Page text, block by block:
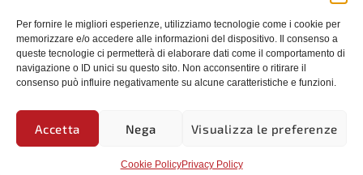
Per fornire le migliori esperienze, utilizziamo tecnologie come i cookie per
memorizzare e/o accedere alle informazioni del dispositivo. Il consenso a
queste tecnologie ci permetterà di elaborare dati come il comportamento di
navigazione o ID unici su questo sito. Non acconsentire o ritirare il
consenso può influire negativamente su alcune caratteristiche e funzioni.
Accetta Nega Visualizza le preferenze
Cookie PolicyPrivacy Policy
Credits